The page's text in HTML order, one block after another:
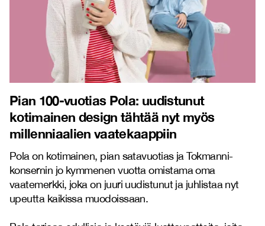
Pian 100-vuotias Pola: uudistunut
kotimainen design tähtää nyt myös
millenniaalien vaatekaappiin
Pola on kotimainen, pian satavuotias ja Tokmanni-
konsernin jo kymmenen vuotta omistama oma
vaatemerkki, joka on juuri uudistunut ja juhlistaa nyt
upeutta kaikissa muodoissaan.